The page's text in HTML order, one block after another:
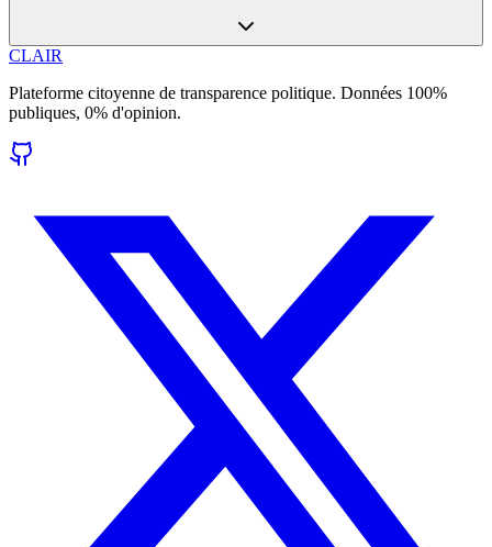
CLAIR
Plateforme citoyenne de transparence politique. Données 100%
publiques, 0% d'opinion.